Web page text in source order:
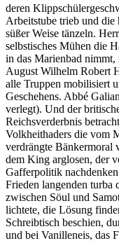
deren
Arbeitstube trieb und die
süßer Weise tänzeln.
selbstisches Mühen die
in das Marienbad nimmt,
August Wilhelm Robert
alle Truppen mobilisiert
Geschehens. Abbé
verlegt). Und der
Reichsverderbnis
Volkheithaders die vom
verdrängte Bänkermoral
dem King arglosen, der
Gafferpolitik
Frieden langenden turba
zwischen Söul und
lichtete, die Lösung
Schreibtisch beschien,
und bei Vanilleneis, das